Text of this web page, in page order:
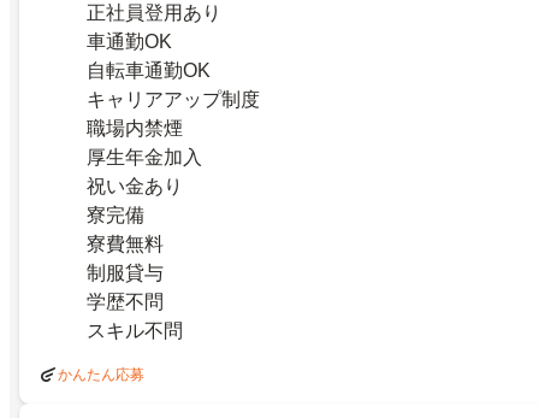
正社員登用あり
車通勤OK
自転車通勤OK
キャリアアップ制度
職場内禁煙
厚生年金加入
祝い金あり
寮完備
寮費無料
制服貸与
学歴不問
スキル不問
かんたん応募